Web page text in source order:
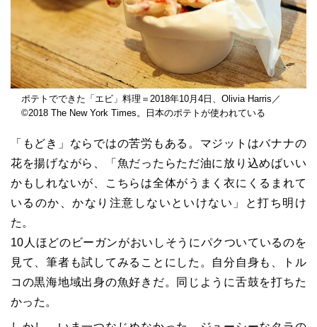
ポテトでできた「エビ」料理＝2018年10月4日、Olivia Harris／
©2018 The New York Times。日本のポテトが使われている
「もどき」ならではの苦労もある。マジットはバナナの
花を揚げながら、「魚だったらただ油に放り込めばいい
かもしれないが、こちらは全体がうまく衣にくるまれて
いるのか、かなり注意しないといけない」と打ち明け
た。
10人ほどのビーガンがおいしそうにパクついているのを
見て、筆者も試してみることにした。自分自身も、トル
コの黒海地域出身の魚好きだ。同じように舌鼓を打ちた
かった。